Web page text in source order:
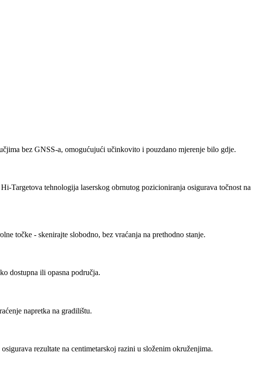
bez GNSS-a, omogućujući učinkovito i pouzdano mjerenje bilo gdje.
Targetova tehnologija laserskog obrnutog pozicioniranja osigurava točnost na
točke - skenirajte slobodno, bez vraćanja na prethodno stanje.
dostupna ili opasna područja.
napretka na gradilištu.
rezultate na centimetarskoj razini u složenim okruženjima.